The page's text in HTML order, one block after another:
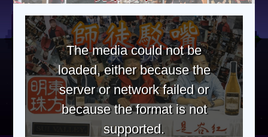
The media could not be
loaded, either because the
server or network failed or
because the format is not
supported.